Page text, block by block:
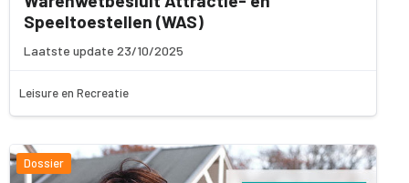
Speeltoestellen (WAS)
Laatste update 23/10/2025
Leisure en Recreatie
Dossier